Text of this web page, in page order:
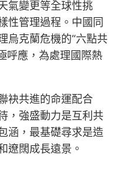
氣變更等全球性挑
性管理過程。中國同
烏克蘭危機的“六點共
呼應，為處理國際熱
袂共進的命運配合
，強盛動力是互利共
涵，最基礎尋求是造
遼闊成長遠景。